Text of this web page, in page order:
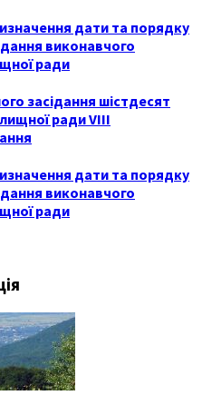
дати та порядку
виконавчого
ради
засідання шістдесят
ради VIII
дати та порядку
виконавчого
ради